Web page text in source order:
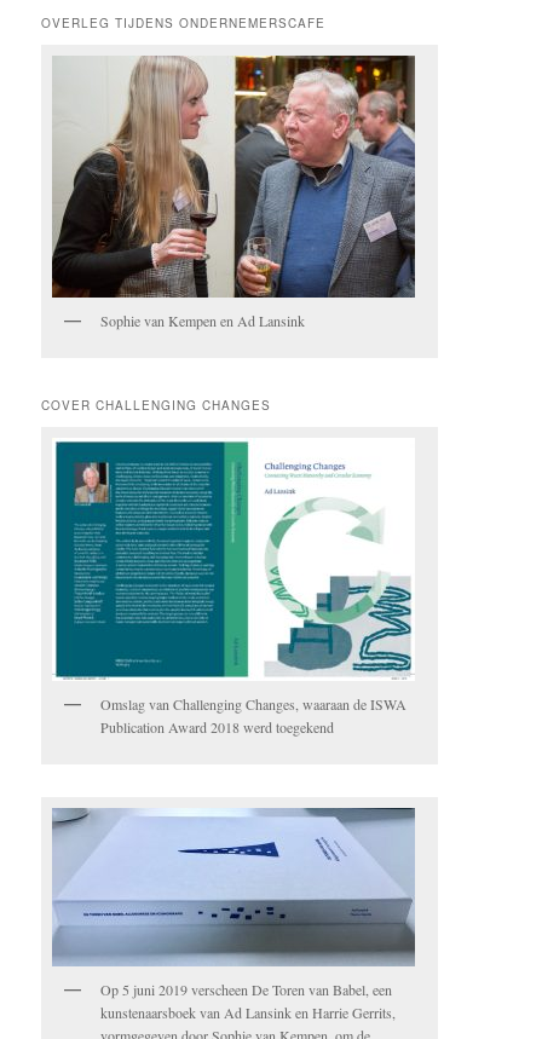
OVERLEG TIJDENS ONDERNEMERSCAFE
Sophie van Kempen en Ad Lansink
COVER CHALLENGING CHANGES
Omslag van Challenging Changes, waaraan de ISWA
Publication Award 2018 werd toegekend
Op 5 juni 2019 verscheen De Toren van Babel, een
kunstenaarsboek van Ad Lansink en Harrie Gerrits,
vormgegeven door Sophie van Kempen, om de